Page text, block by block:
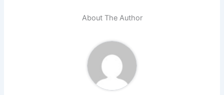
About The Author